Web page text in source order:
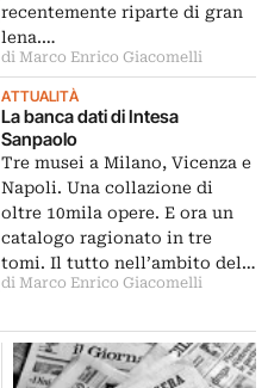
recentemente riparte di gran
lena.…
di Marco Enrico Giacomelli
ATTUALITÀ
La banca dati di Intesa
Sanpaolo
Tre musei a Milano, Vicenza e
Napoli. Una collazione di
oltre 10mila opere. E ora un
catalogo ragionato in tre
tomi. Il tutto nell’ambito del…
di Marco Enrico Giacomelli